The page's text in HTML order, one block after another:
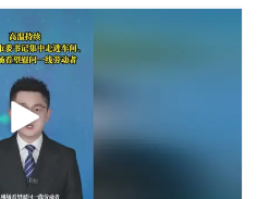
高温 （编辑：晨晨）